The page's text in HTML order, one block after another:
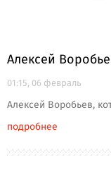
Алексей
01:15, 06 февраль
Алексей Воробьев,
подробнее